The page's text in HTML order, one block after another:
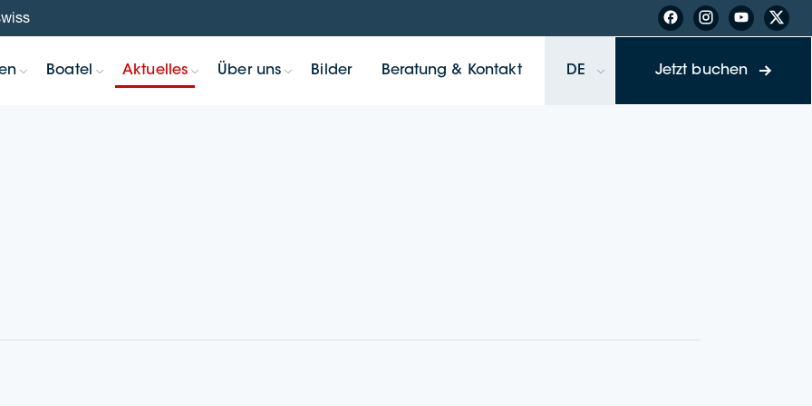
Boatel Aktu­el­les Über uns Bil­der Bera­tung & Kontakt DE Jetzt buchen